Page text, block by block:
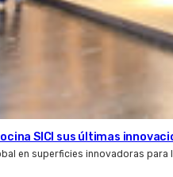
SICI sus últimas
en superficies innovadoras